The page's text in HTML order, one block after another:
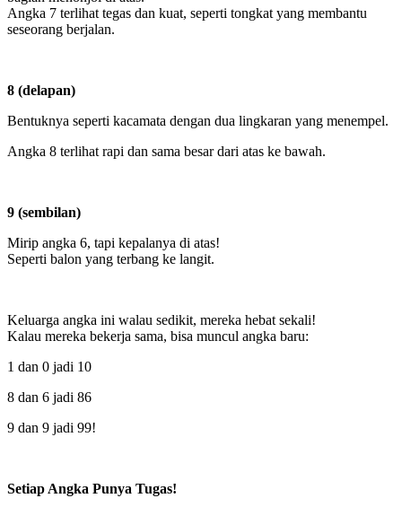
Angka 7 terlihat tegas dan kuat, seperti tongkat yang membantu
seseorang berjalan.
8 (delapan)
Bentuknya seperti kacamata dengan dua lingkaran yang menempel.
Angka 8 terlihat rapi dan sama besar dari atas ke bawah.
9 (sembilan)
Mirip angka 6, tapi kepalanya di atas!
Seperti balon yang terbang ke langit.
Keluarga angka ini walau sedikit, mereka hebat sekali!
Kalau mereka bekerja sama, bisa muncul angka baru:
1 dan 0 jadi 10
8 dan 6 jadi 86
9 dan 9 jadi 99!
Setiap Angka Punya Tugas!